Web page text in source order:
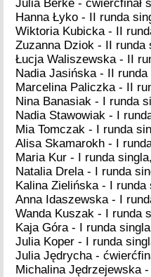
Julia Berke - ćwierćfinał
Hanna Łyko - II runda
Wiktoria Kubicka - II
Zuzanna Dziok - II runda
Łucja Waliszewska - II
Nadia Jasińska - II
Marcelina Paliczka - II
Nina Banasiak - I runda
Nadia Stawowiak - I
Mia Tomczak - I runda
Alisa Skamarokh - I
Maria Kur - I runda
Natalia Drela - I runda
Kalina Zielińska - I runda
Anna Idaszewska - I
Wanda Kuszak - I runda
Kaja Góra - I runda
Julia Koper - I runda
Julia Jędrycha -
Michalina Jędrzejewska